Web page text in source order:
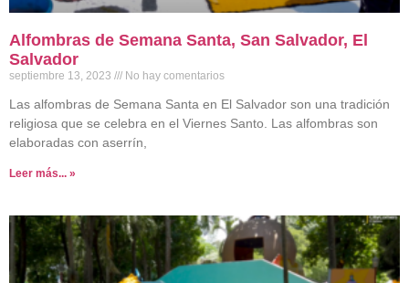
Alfombras de Semana Santa, San Salvador, El
Salvador
septiembre 13, 2023 No hay comentarios
Las alfombras de Semana Santa en El Salvador son una tradición
religiosa que se celebra en el Viernes Santo. Las alfombras son
elaboradas con aserrín,
Leer más... »